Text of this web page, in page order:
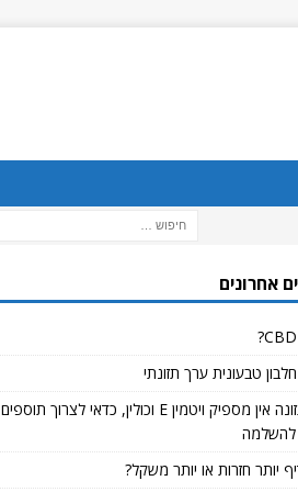
אחרונים
טבעונית ערך תזונתי
אם בתזונה אין מספיק ויטמין E וכולין, כדאי לצרוך תוספים
יותר חזרות או יותר משקל?